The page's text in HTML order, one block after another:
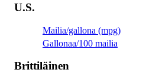
U.S.
Mailia/gallona (mpg)
Gallonaa/100 mailia
Brittiläinen